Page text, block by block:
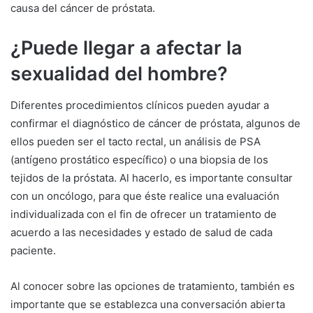
causa del cáncer de próstata.
¿Puede llegar a afectar la
sexualidad del hombre?
Diferentes procedimientos clínicos pueden ayudar a
confirmar el diagnóstico de cáncer de próstata, algunos de
ellos pueden ser el tacto rectal, un análisis de PSA
(antígeno prostático específico) o una biopsia de los
tejidos de la próstata. Al hacerlo, es importante consultar
con un oncólogo, para que éste realice una evaluación
individualizada con el fin de ofrecer un tratamiento de
acuerdo a las necesidades y estado de salud de cada
paciente.
Al conocer sobre las opciones de tratamiento, también es
importante que se establezca una conversación abierta